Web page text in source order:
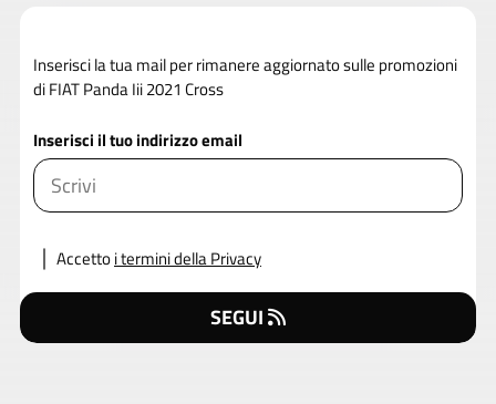
Inserisci la tua mail per rimanere aggiornato sulle promozioni
di FIAT Panda Iii 2021 Cross
Inserisci il tuo indirizzo email
Accettoi termini della Privacy
SEGUI